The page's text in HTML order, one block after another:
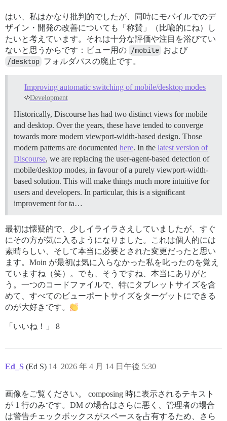
はい、私はかなり批判的でしたが、同時にモバイルでのデ
ザイン・開発の改善についても「称賛」（比喩的にね）し
たいと考えています。それは十分な評価や注目を浴びてい
ないと思うからです：ビュー用の /mobile および
/desktop フォルダパスの廃止です。
Improving automatic switching of mobile/desktop modes
Development
Historically, Discourse has had two distinct views for mobile
and desktop. Over the years, these have tended to converge
towards more modern viewport-width-based design. Those
modern patterns are documented here. In the latest version of
Discourse, we are replacing the user-agent-based detection of
mobile/desktop modes, in favour of a purely viewport-width-
based solution. This will make things much more intuitive for
users and developers. In particular, this is a significant
improvement for ta…
最初は懐疑的で、少しイライラさえしていましたが、すぐ
にその方が気に入るようになりました。これは個人的には
素晴らしい、そして本当に必要とされた変更だったと思い
ます。Moin が最初は気に入らなかった私を叱ったのを覚え
ていますね（笑）。でも、そうですね、本当にありがと
う。一つのコードファイルで、特にタブレットサイズを含
めて、すべてのビューポートサイズをターゲットにできる
のが大好きです。
「いいね！」 8
Ed_S (Ed S) 2026 年 4 月 14 日午後 5:30
14
画像をご覧ください。 composing 時に表示されるテキスト
が 1 行のみです。DM の場合はさらに悪く、管理者の場合
は警告チェックボックスがスペースを占有するため、さら